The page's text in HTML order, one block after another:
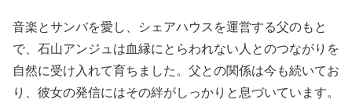
音楽とサンバを愛し、シェアハウスを運営する父のもと
で、石山アンジュは血縁にとらわれない人とのつながりを
自然に受け入れて育ちました。父との関係は今も続いてお
り、彼女の発信にはその絆がしっかりと息づいています。